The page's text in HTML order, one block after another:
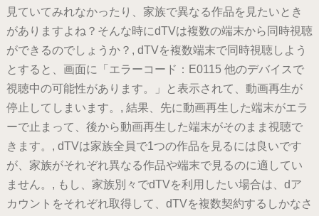
見ていてみれなかったり、家族で異なる作品を見たいとき
がありますよね？そんな時にdTVは複数の端末から同時視聴
ができるのでしょうか？, dTVを複数端末で同時視聴しよう
とすると、画面に「エラーコード：E0115 他のデバイスで
視聴中の可能性があります。」と表示されて、動画再生が
停止してしまいます。, 結果、先に動画再生した端末がエラ
ーで止まって、後から動画再生した端末がそのまま視聴で
きます。, dTVは家族全員で1つの作品を見るには良いです
が、家族がそれぞれ異なる作品や端末で見るのに適してい
ません。, もし、家族別々でdTVを利用したい場合は、dア
カウントをそれぞれ取得して、dTVを複数契約するしかなさ